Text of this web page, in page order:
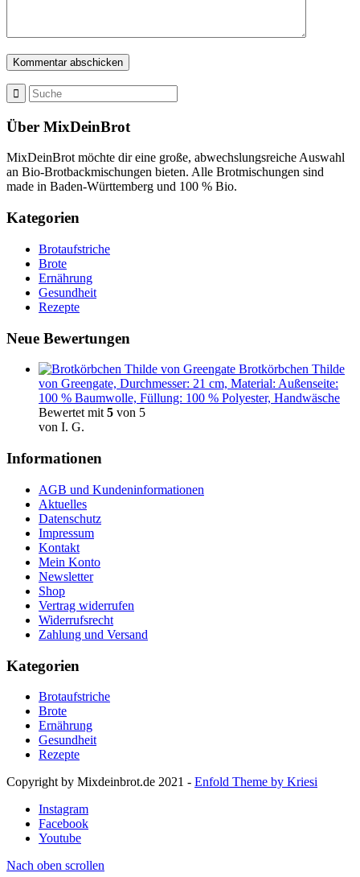
Über MixDeinBrot
MixDeinBrot möchte dir eine große, abwechslungsreiche Auswahl
an Bio-Brotbackmischungen bieten. Alle Brotmischungen sind
made in Baden-Württemberg und 100 % Bio.
Kategorien
Brotaufstriche
Brote
Ernährung
Gesundheit
Rezepte
Neue Bewertungen
Brotkörbchen Thilde
von Greengate, Durchmesser: 21 cm, Material: Außenseite:
100 % Baumwolle, Füllung: 100 % Polyester, Handwäsche
Bewertet mit 5 von 5
von I. G.
Informationen
AGB und Kundeninformationen
Aktuelles
Datenschutz
Impressum
Kontakt
Mein Konto
Newsletter
Shop
Vertrag widerrufen
Widerrufsrecht
Zahlung und Versand
Kategorien
Brotaufstriche
Brote
Ernährung
Gesundheit
Rezepte
Copyright by Mixdeinbrot.de 2021 - Enfold Theme by Kriesi
Instagram
Facebook
Youtube
Nach oben scrollen